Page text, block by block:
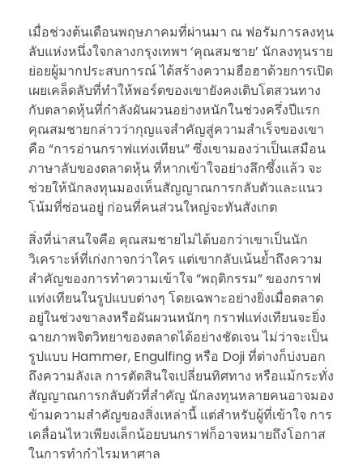
เมื่อช่วงต้นเดือนพฤษภาคมที่ผ่านมา ณ ฟอรัมการลงทุน
ลับแห่งหนึ่งใจกลางกรุงเทพฯ ‘คุณสมชาย’ นักลงทุนราย
ย่อยผู้มากประสบการณ์ ได้สร้างความฮือฮาด้วยการเปิด
เผยเคล็ดลับที่ทำให้พอร์ตของเขายังคงเติบโตสวนทาง
กับตลาดหุ้นที่กำลังผันผวนอย่างหนักในช่วงครึ่งปีแรก
คุณสมชายกล่าวว่ากุญแจสำคัญสู่ความสำเร็จของเขา
คือ “การอ่านกราฟแท่งเทียน” ซึ่งเขามองว่าเป็นเสมือน
ภาษาลับของตลาดหุ้น ที่หากเข้าใจอย่างลึกซึ้งแล้ว จะ
ช่วยให้นักลงทุนมองเห็นสัญญาณการกลับตัวและแนว
โน้มที่ซ่อนอยู่ ก่อนที่คนส่วนใหญ่จะทันสังเกต
สิ่งที่น่าสนใจคือ คุณสมชายไม่ได้บอกว่าเขาเป็นนัก
วิเคราะห์ที่เก่งกาจกว่าใคร แต่เขากลับเน้นย้ำถึงความ
สำคัญของการทำความเข้าใจ “พฤติกรรม” ของกราฟ
แท่งเทียนในรูปแบบต่างๆ โดยเฉพาะอย่างยิ่งเมื่อตลาด
อยู่ในช่วงขาลงหรือผันผวนหนักๆ กราฟแท่งเทียนจะยิ่ง
ฉายภาพจิตวิทยาของตลาดได้อย่างชัดเจน ไม่ว่าจะเป็น
รูปแบบ Hammer, Engulfing หรือ Doji ที่ต่างก็บ่งบอก
ถึงความลังเล การตัดสินใจเปลี่ยนทิศทาง หรือแม้กระทั่ง
สัญญาณการกลับตัวที่สำคัญ นักลงทุนหลายคนอาจมอง
ข้ามความสำคัญของสิ่งเหล่านี้ แต่สำหรับผู้ที่เข้าใจ การ
เคลื่อนไหวเพียงเล็กน้อยบนกราฟก็อาจหมายถึงโอกาส
ในการทำกำไรมหาศาล